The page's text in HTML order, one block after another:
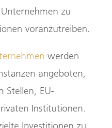
zu
voranzutreiben.
werden
angeboten,
Stellen, EU-
Institutionen.
Investitionen zu